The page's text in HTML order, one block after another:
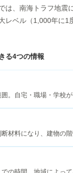
は、南海トラフ地
レベル（1,000年に
る4つの情報
。自宅・職場・学校
材料になり、建物の